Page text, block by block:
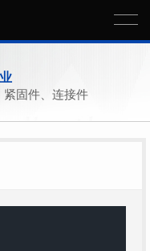
紧固件、连接件